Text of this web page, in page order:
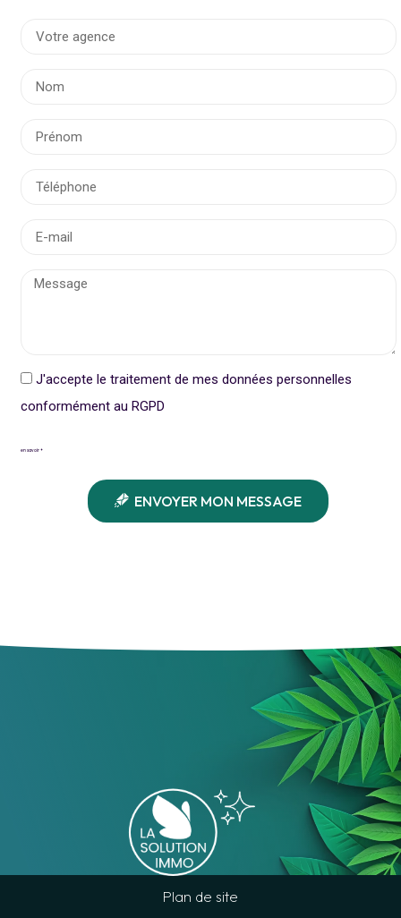
J'accepte le traitement de mes données personnelles
conformément au RGPD
en savoir +
ENVOYER MON MESSAGE
Plan de site